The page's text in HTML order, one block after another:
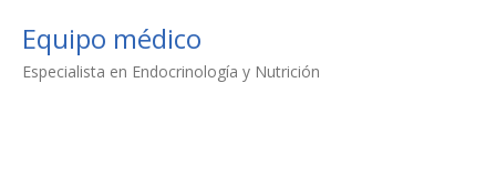
Equipo médico
Especialista en Endocrinología y Nutrición